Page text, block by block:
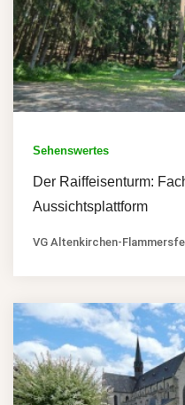
Sehenswertes
Der Raiffeisenturm:
Aussichtsplattform
VG Altenkirchen-